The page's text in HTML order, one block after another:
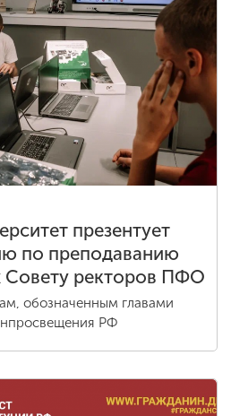
презентует
по преподаванию
Совету ректоров ПФО
обозначенным главами
РФ